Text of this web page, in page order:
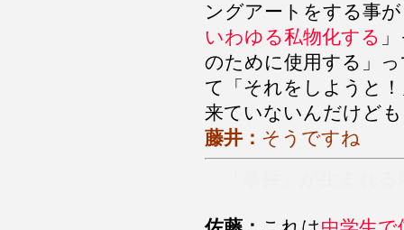
ングアートをする事
いわゆる私物化する
のために使用する」
て「それをしようと
来ていないんだけども
藤井： そうですね